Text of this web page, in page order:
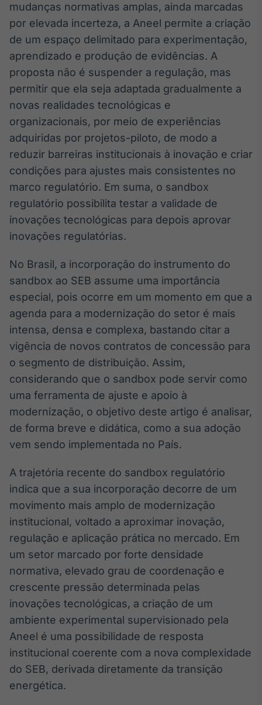
Broadcast
Monitoramento
inteligente de
notícias e
conteúdos
Broadcast
Fundos
A melhor
plataforma para
analisar fundos
de investimento
IA
Em breve
BroadFast
Em breve
Investimentos
Em breve
de ativos
Em breve
Em breve
mudanças normativas amplas, ainda marcadas
por elevada incerteza, a Aneel permite a criação
de um espaço delimitado para experimentação,
aprendizado e produção de evidências. A
proposta não é suspender a regulação, mas
permitir que ela seja adaptada gradualmente a
novas realidades tecnológicas e
organizacionais, por meio de experiências
adquiridas por projetos-piloto, de modo a
reduzir barreiras institucionais à inovação e criar
condições para ajustes mais consistentes no
marco regulatório. Em suma, o sandbox
regulatório possibilita testar a validade de
inovações tecnológicas para depois aprovar
inovações regulatórias.
No Brasil, a incorporação do instrumento do
sandbox ao SEB assume uma importância
especial, pois ocorre em um momento em que a
agenda para a modernização do setor é mais
intensa, densa e complexa, bastando citar a
vigência de novos contratos de concessão para
o segmento de distribuição. Assim,
considerando que o sandbox pode servir como
uma ferramenta de ajuste e apoio à
modernização, o objetivo deste artigo é analisar,
de forma breve e didática, como a sua adoção
vem sendo implementada no País.
A trajetória recente do sandbox regulatório
indica que a sua incorporação decorre de um
movimento mais amplo de modernização
institucional, voltado a aproximar inovação,
regulação e aplicação prática no mercado. Em
um setor marcado por forte densidade
normativa, elevado grau de coordenação e
crescente pressão determinada pelas
inovações tecnológicas, a criação de um
ambiente experimental supervisionado pela
Aneel é uma possibilidade de resposta
institucional coerente com a nova complexidade
do SEB, derivada diretamente da transição
energética.